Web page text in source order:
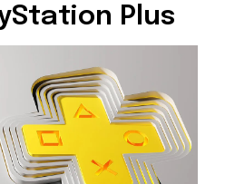
Plus